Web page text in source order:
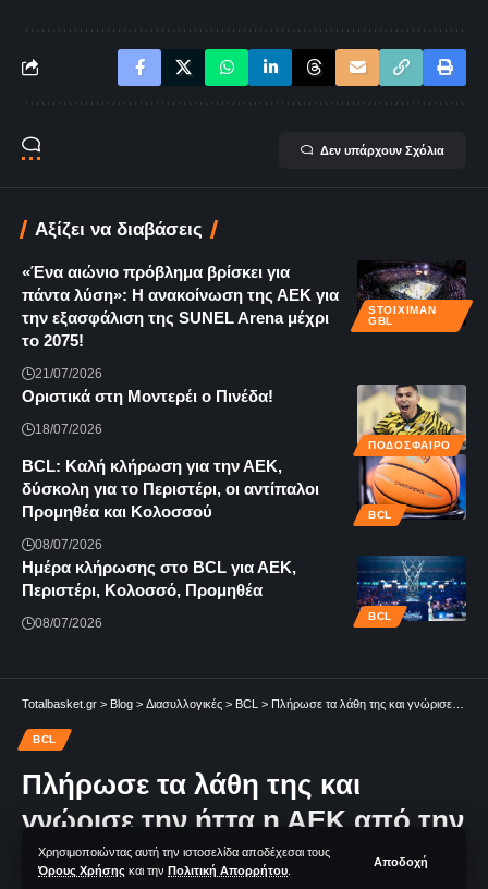
Χρησιμοποιώντας αυτή την ιστοσελίδα αποδέχεσαι τους
Όρους Χρήσης και την Πολιτική Απορρήτου
Αποδοχή
Δεν υπάρχουν Σχόλια
Αξίζει να διαβάσεις
STOIXIMAN
GBL
«Ένα αιώνιο πρόβλημα βρίσκει για
πάντα λύση»: Η ανακοίνωση της ΑΕΚ για
την εξασφάλιση της SUNEL Arena μέχρι
το 2075!
21/07/2026
ΠΟΔΟΣΦΑΙΡΟ
Οριστικά στη Μοντερέι ο Πινέδα!
18/07/2026
BCL
BCL: Καλή κλήρωση για την ΑΕΚ,
δύσκολη για το Περιστέρι, oι αντίπαλοι
Προμηθέα και Κολοσσού
08/07/2026
BCL
Ημέρα κλήρωσης στο BCL για ΑΕΚ,
Περιστέρι, Κολοσσό, Προμηθέα
08/07/2026
Totalbasket.gr > Blog > Διασυλλογικές > BCL > Πλήρωσε τα λάθη της και γνώρισε την ήττα η ΑΕΚ από την Ντερτόνα
BCL
Πλήρωσε τα λάθη της και
γνώρισε την ήττα η ΑΕΚ από την
Ντερτόνα